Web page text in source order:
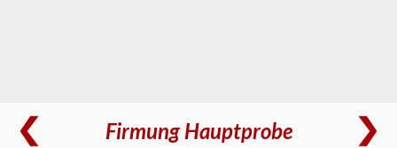
Firmung Hauptprobe